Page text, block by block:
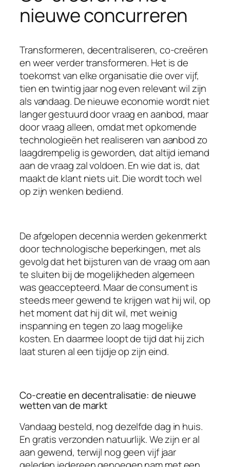
nieuwe concurreren
Transformeren, decentraliseren, co-creëren
en weer verder transformeren. Het is de
toekomst van elke organisatie die over vijf,
tien en twintig jaar nog even relevant wil zijn
als vandaag. De nieuwe economie wordt niet
langer gestuurd door vraag en aanbod, maar
door vraag alleen, omdat met opkomende
technologieën het realiseren van aanbod zo
laagdrempelig is geworden, dat altijd iemand
aan de vraag zal voldoen. En wie dat is, dat
maakt de klant niets uit. Die wordt toch wel
op zijn wenken bediend.
De afgelopen decennia werden gekenmerkt
door technologische beperkingen, met als
gevolg dat het bijsturen van de vraag om aan
te sluiten bij de mogelijkheden algemeen
was geaccepteerd. Maar de consument is
steeds meer gewend te krijgen wat hij wil, op
het moment dat hij dit wil, met weinig
inspanning en tegen zo laag mogelijke
kosten. En daarmee loopt de tijd dat hij zich
laat sturen al een tijdje op zijn eind.
Co-creatie en decentralisatie: de nieuwe
wetten van de markt
Vandaag besteld, nog dezelfde dag in huis.
En gratis verzonden natuurlijk. We zijn er al
aan gewend, terwijl nog geen vijf jaar